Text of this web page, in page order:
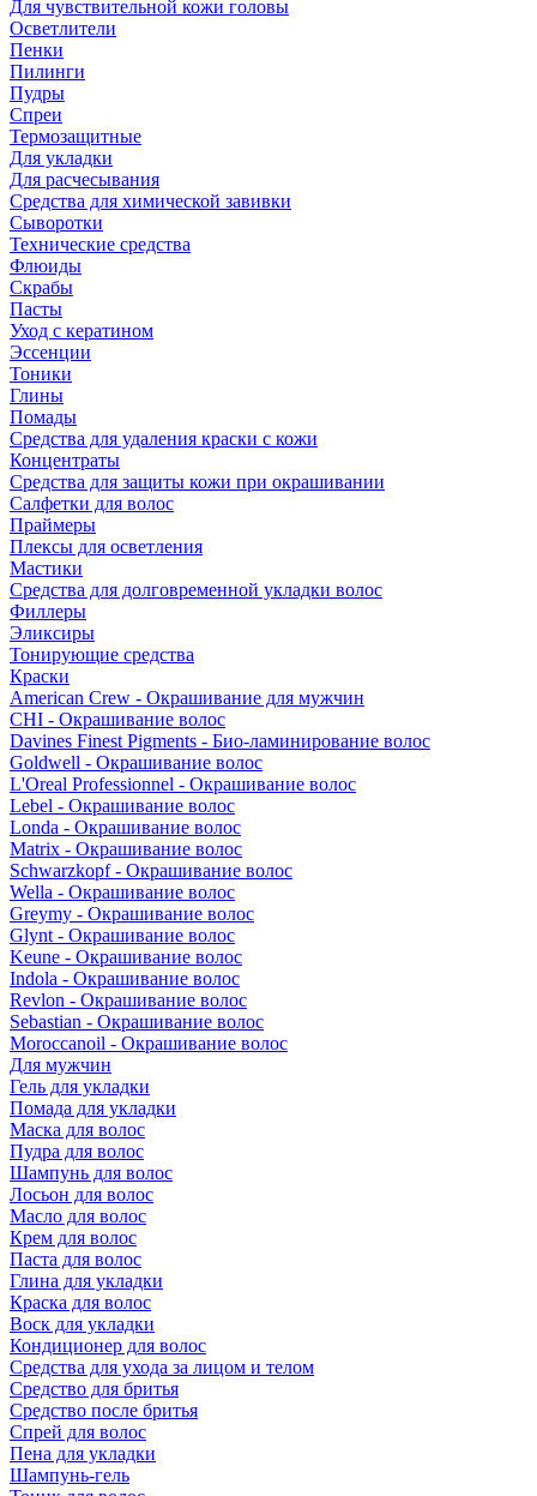
Для чувствительной кожи головы
Осветлители
Пенки
Пилинги
Пудры
Спреи
Термозащитные
Для укладки
Для расчесывания
Средства для химической завивки
Сыворотки
Технические средства
Флюиды
Скрабы
Пасты
Уход с кератином
Эссенции
Тоники
Глины
Помады
Средства для удаления краски с кожи
Концентраты
Средства для защиты кожи при окрашивании
Салфетки для волос
Праймеры
Плексы для осветления
Мастики
Средства для долговременной укладки волос
Филлеры
Эликсиры
Тонирующие средства
Краски
American Crew - Окрашивание для мужчин
CHI - Окрашивание волос
Davines Finest Pigments - Био-ламинирование волос
Goldwell - Окрашивание волос
L'Oreal Professionnel - Окрашивание волос
Lebel - Окрашивание волос
Londa - Окрашивание волос
Matrix - Окрашивание волос
Schwarzkopf - Окрашивание волос
Wella - Окрашивание волос
Greymy - Окрашивание волос
Glynt - Окрашивание волос
Keune - Окрашивание волос
Indola - Окрашивание волос
Revlon - Окрашивание волос
Sebastian - Окрашивание волос
Moroccanoil - Окрашивание волос
Для мужчин
Гель для укладки
Помада для укладки
Маска для волос
Пудра для волос
Шампунь для волос
Лосьон для волос
Масло для волос
Крем для волос
Паста для волос
Глина для укладки
Краска для волос
Воск для укладки
Кондиционер для волос
Средства для ухода за лицом и телом
Средство для бритья
Средство после бритья
Спрей для волос
Пена для укладки
Шампунь-гель